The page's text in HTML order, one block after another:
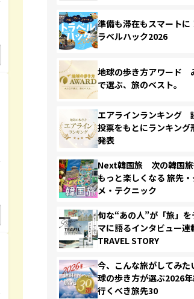
準備も滞在もスマート
ラベルハック2026
地球の歩き方アワード
で選ぶ、旅のベスト。
エアラインランキング
投票をもとにランキング
発表
Next韓国旅 次の韓国
もっと楽しくなる 旅先
メ・テクニック
旬な“あの人”が「旅」を
マに語るインタビュー連
TRAVEL STORY
今、こんな旅がしてみた
球の歩き方が選ぶ2026
行くべき旅先30